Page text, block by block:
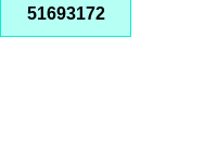
51693172